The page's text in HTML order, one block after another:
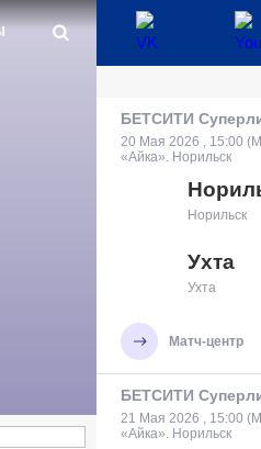
БЕТСИТИ
20 Мая 2026 , 15:00
«Айка». Норильск
Норильск
Ухта
Ухта
Матч-центр
БЕТСИТИ
21 Мая 2026 , 15:00
«Айка». Норильск